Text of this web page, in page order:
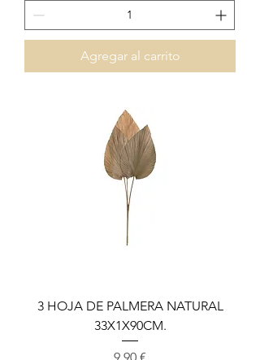
Agregar al carrito
3 HOJA DE PALMERA NATURAL
33X1X90CM.
Precio
9,90 €